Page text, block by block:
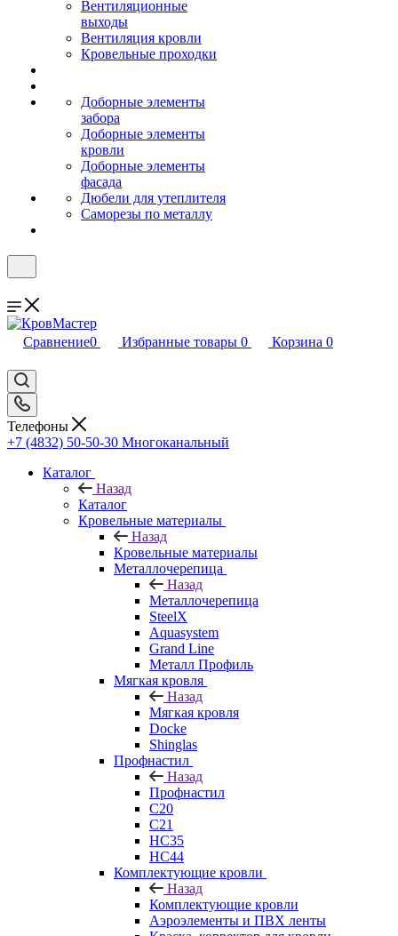
Вентиляционные
выходы
Вентиляция кровли
Кровельные проходки
Доборные элементы
забора
Доборные элементы
кровли
Доборные элементы
фасада
Дюбели для утеплителя
Саморезы по металлу
Сравнение0 Избранные товары 0 Корзина 0
Телефоны
+7 (4832) 50-50-30 Многоканальный
Каталог
Назад
Каталог
Кровельные материалы
Назад
Кровельные материалы
Металлочерепица
Назад
Металлочерепица
SteelX
Aquasystem
Grand Line
Металл Профиль
Мягкая кровля
Назад
Мягкая кровля
Docke
Shinglas
Профнастил
Назад
Профнастил
C20
C21
НС35
НС44
Комплектующие кровли
Назад
Комплектующие кровли
Аэроэлементы и ПВХ ленты